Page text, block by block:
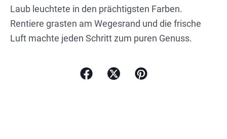
Laub leuchtete in den prächtigsten Farben.
Rentiere grasten am Wegesrand und die frische
Luft machte jeden Schritt zum puren Genuss.